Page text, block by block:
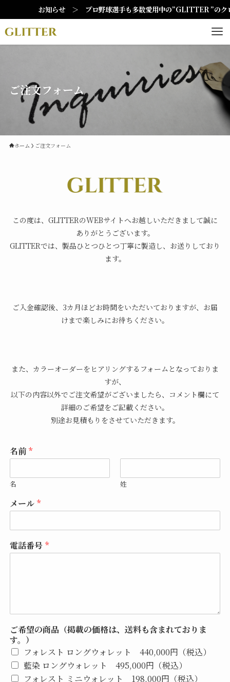
お知らせ ＞ プロ野球選手も多数愛用中の”GLITTER ”のクロ
ご注文フォーム
ホーム ご注文フォーム
この度は、GLITTERのWEBサイトへお越しいただきまして誠に
ありがとうございます。
GLITTERでは、製品ひとつひとつ丁寧に製造し、お送りしており
ます。
ご入金確認後、3カ月ほどお時間をいただいておりますが、お届
けまで楽しみにお待ちください。
また、カラーオーダーをヒアリングするフォームとなっておりま
すが、
以下の内容以外でご注文希望がございましたら、コメント欄にて
詳細のご希望をご記載ください。
別途お見積もりをさせていただきます。
名前 *
名 姓
メール *
電話番号 *
ご希望の商品（掲載の価格は、送料も含まれておりま
す。）
フォレスト ロングウォレット 440,000円（税込）
藍染 ロングウォレット 495,000円（税込）
フォレスト ミニウォレット 198,000円（税込）